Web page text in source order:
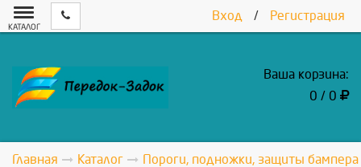
Вход / Регистрация
КАТАЛОГ
Ваша корзина:
0 / 0
Главная Каталог Пороги, подножки, защиты